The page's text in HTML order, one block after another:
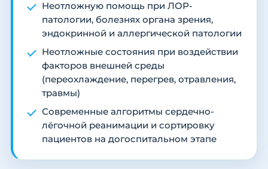
Неотложную помощь при ЛОР-
патологии, болезнях органа зрения,
эндокринной и аллергической патологии
Неотложные состояния при воздействии
факторов внешней среды
(переохлаждение, перегрев, отравления,
травмы)
Современные алгоритмы сердечно-
лёгочной реанимации и сортировку
пациентов на догоспитальном этапе